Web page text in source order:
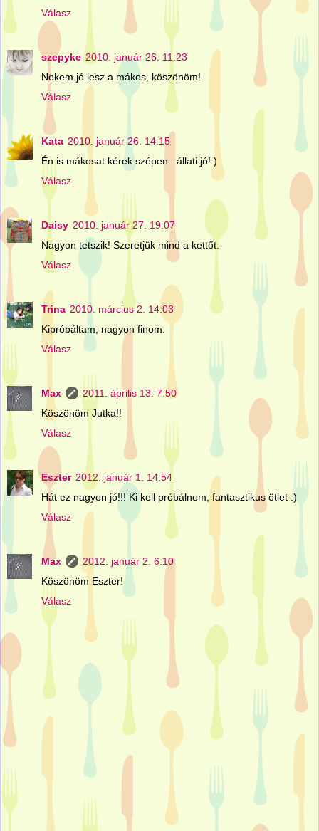
Válasz
szepyke 2010. január 26. 11:23
Nekem jó lesz a mákos, köszönöm!
Válasz
Kata 2010. január 26. 14:15
Én is mákosat kérek szépen...állati jó!:)
Válasz
Daisy 2010. január 27. 19:07
Nagyon tetszik! Szeretjük mind a kettőt.
Válasz
Trina 2010. március 2. 14:03
Kipróbáltam, nagyon finom.
Válasz
Max
2011. április 13. 7:50
Köszönöm Jutka!!
Válasz
Eszter 2012. január 1. 14:54
Hát ez nagyon jó!!! Ki kell próbálnom, fantasztikus ötlet :)
Válasz
Max
2012. január 2. 6:10
Köszönöm Eszter!
Válasz